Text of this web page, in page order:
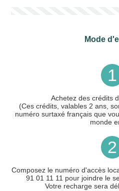
Mode
1
Achetez des crédits
(Ces crédits, valables 2 ans,
numéro surtaxé français que
monde
2
Composez le numéro d'accès
91 01 11 11 pour joindre le
Votre recharge sera